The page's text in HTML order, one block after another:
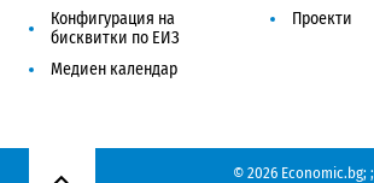
Конфигурация на
бисквитки по ЕИЗ
Проекти
Медиен календар
© 2026 Economic.bg; ;